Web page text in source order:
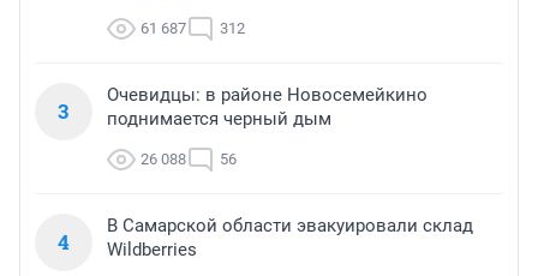
61 687 312
3
Очевидцы: в районе Новосемейкино
поднимается черный дым
26 088 56
4
В Самарской области эвакуировали склад
Wildberries